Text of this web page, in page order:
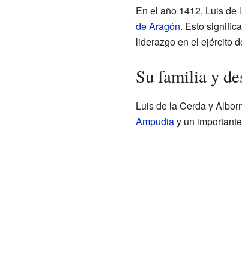
En el año 1412, Luis de
de Aragón. Esto
liderazgo en el ejército
Su familia y
Luis de la Cerda y
Ampudiay un importante